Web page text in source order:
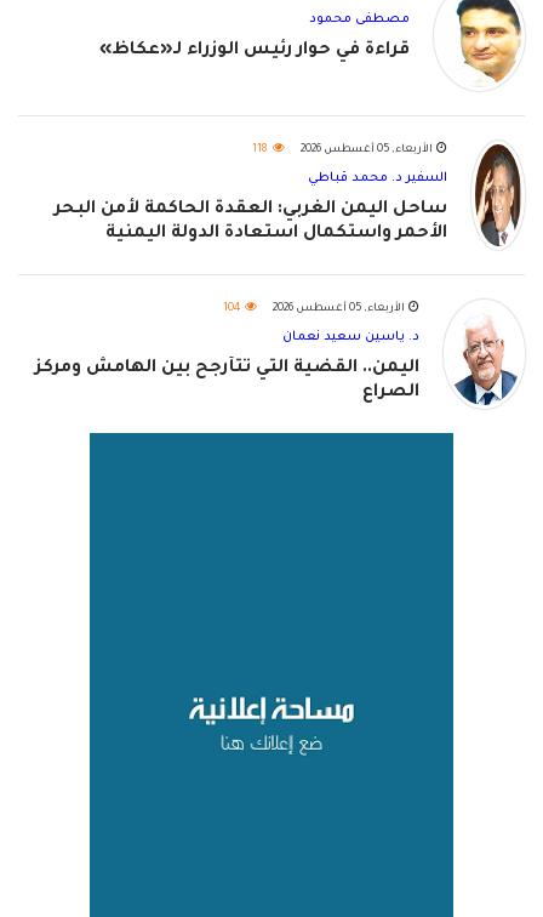
مصطفى محمود
قراءة في حوار رئيس الوزراء لـ«عكاظ»
الأربعاء, 05 أغسطس 2026 118
السفير د. محمد قباطي
ساحل اليمن الغربي: العقدة الحاكمة لأمن البحر
الأحمر واستكمال استعادة الدولة اليمنية
الأربعاء, 05 أغسطس 2026 104
د. ياسين سعيد نعمان
اليمن.. القضية التي تتأرجح بين الهامش ومركز
الصراع